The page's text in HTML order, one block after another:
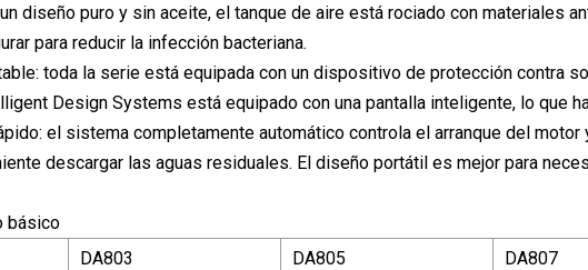
diseño puro y sin aceite, el tanque de aire está rociado con materiales
para reducir la infección bacteriana.
toda la serie está equipada con un dispositivo de protección contra
Design Systems está equipado con una pantalla inteligente, lo que
el sistema completamente automático controla el arranque del
descargar las aguas residuales. El diseño portátil es mejor para
básico
DA803 DA805 DA807